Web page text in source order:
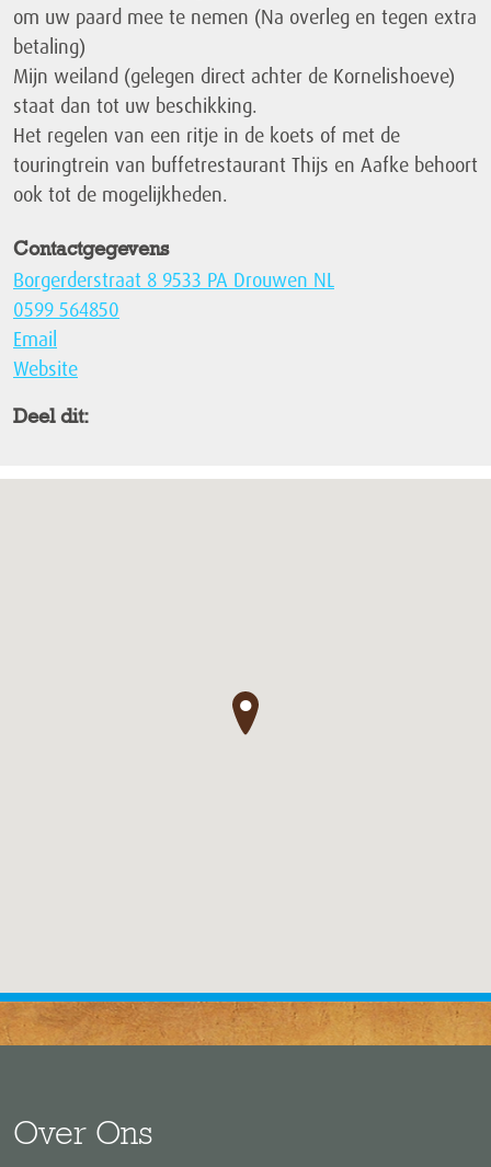
om uw paard mee te nemen (Na overleg en tegen extra
betaling)
Mijn weiland (gelegen direct achter de Kornelishoeve)
staat dan tot uw beschikking.
Het regelen van een ritje in de koets of met de
touringtrein van buffetrestaurant Thijs en Aafke behoort
ook tot de mogelijkheden.
Contactgegevens
Borgerderstraat 8 9533 PA Drouwen NL
0599 564850
Email
Website
Deel dit:
●
Over Ons